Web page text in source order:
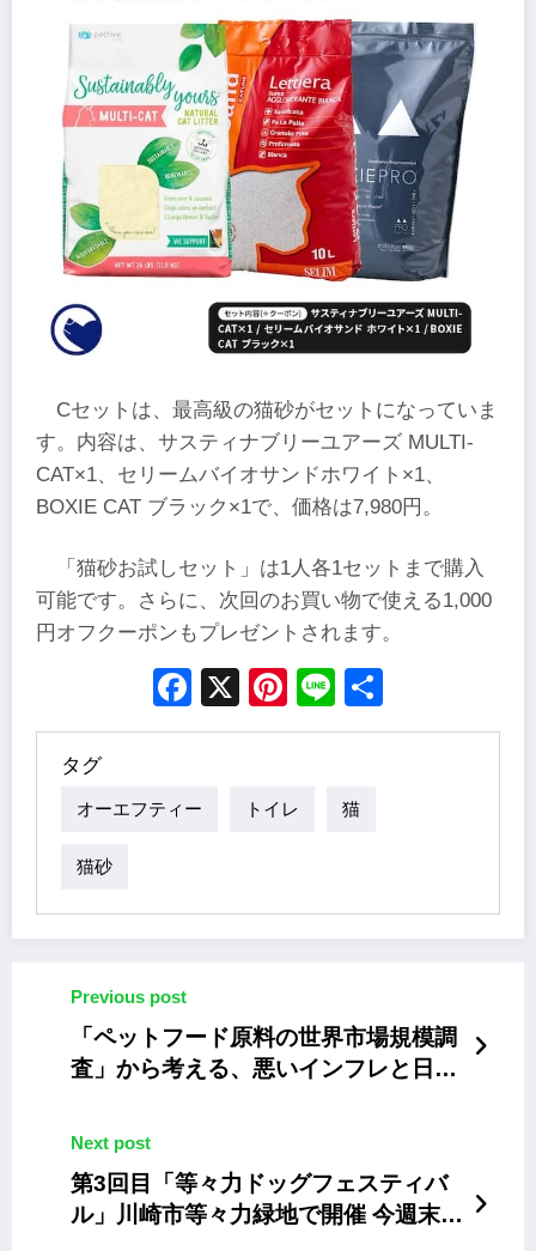
Cセットは、最高級の猫砂がセットになっていま
す。内容は、サスティナブリーユアーズ MULTI-
CAT×1、セリームバイオサンドホワイト×1、
BOXIE CAT ブラック×1で、価格は7,980円。
「猫砂お試しセット」は1人各1セットまで購入
可能です。さらに、次回のお買い物で使える1,000
円オフクーポンもプレゼントされます。
Facebook
X Pinterest
Line
タグ
オーエフティー トイレ 猫
猫砂
Previous post
「ペットフード原料の世界市場規模調
査」から考える、悪いインフレと日本
Next post
第3回目「等々力ドッグフェスティバ
ル」川崎市等々力緑地で開催 今週末6